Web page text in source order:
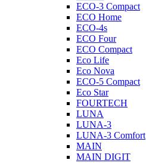
ECO-3 Compact
ECO Home
ECO-4s
ECO Four
ECO Compact
Eco Life
Eco Nova
ECO-5 Compact
Eco Star
FOURTECH
LUNA
LUNA-3
LUNA-3 Comfort
MAIN
MAIN DIGIT